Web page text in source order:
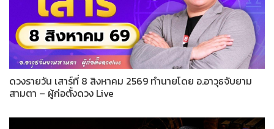
ดวงรายวัน เสาร์ที่ 8 สิงหาคม 2569 ทำนายโดย อ.อาวุธจับยาม
สามตา – ผู้ก่อตั้งดวง Live